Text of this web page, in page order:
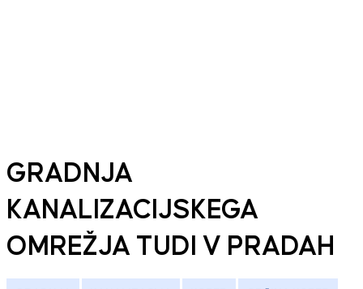
GRADNJA
KANALIZACIJSKEGA
OMREŽJA TUDI V PRADAH